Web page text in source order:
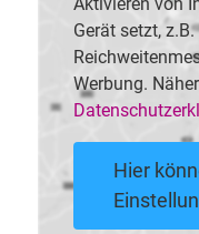
Gerät setzt,
Werbung.
Hier